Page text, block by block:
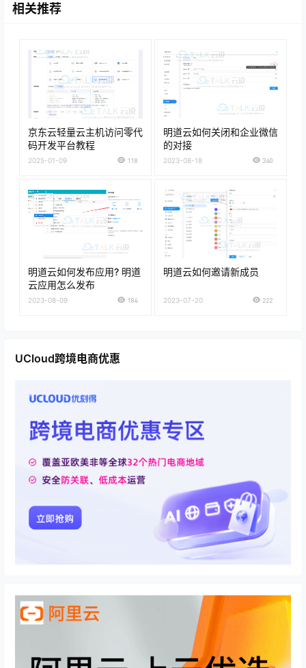
相关推荐
京东云轻量云主机访问零代
码开发平台教程
2025-01-09 118
明道云如何关闭和企业微信
的对接
2023-08-18 340
明道云如何发布应用? 明道
云应用怎么发布
2023-08-09 184
明道云如何邀请新成员
2023-07-20 222
UCloud跨境电商优惠